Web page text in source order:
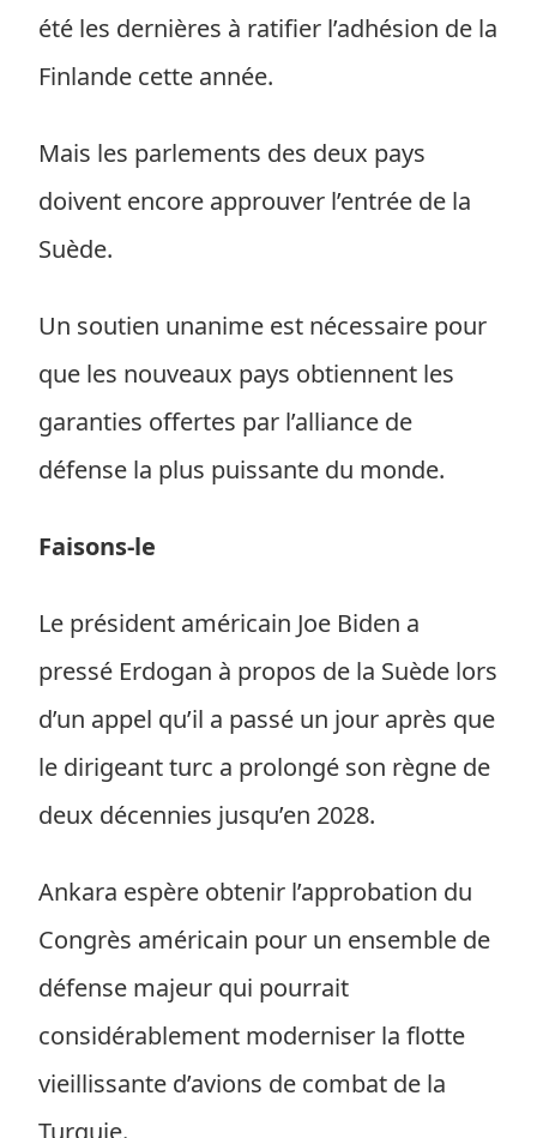
été les dernières à ratifier l’adhésion de la
Finlande cette année.
Mais les parlements des deux pays
doivent encore approuver l’entrée de la
Suède.
Un soutien unanime est nécessaire pour
que les nouveaux pays obtiennent les
garanties offertes par l’alliance de
défense la plus puissante du monde.
Faisons-le
Le président américain Joe Biden a
pressé Erdogan à propos de la Suède lors
d’un appel qu’il a passé un jour après que
le dirigeant turc a prolongé son règne de
deux décennies jusqu’en 2028.
Ankara espère obtenir l’approbation du
Congrès américain pour un ensemble de
défense majeur qui pourrait
considérablement moderniser la flotte
vieillissante d’avions de combat de la
Turquie.